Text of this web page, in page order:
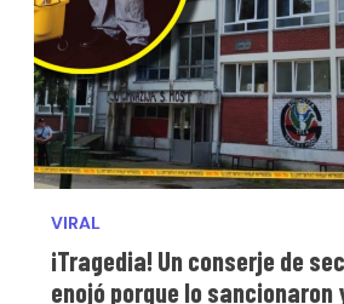
VIRAL
¡Tragedia! Un conserje de
enojó porque lo sancionaron